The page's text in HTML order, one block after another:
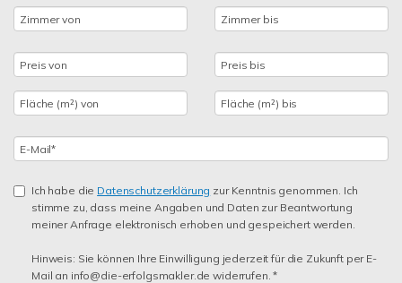
Ich habe die Datenschutzerklärung zur Kenntnis genommen. Ich
stimme zu, dass meine Angaben und Daten zur Beantwortung
meiner Anfrage elektronisch erhoben und gespeichert werden.
Hinweis: Sie können Ihre Einwilligung jederzeit für die Zukunft per E-
Mail an info@die-erfolgsmakler.de widerrufen. *